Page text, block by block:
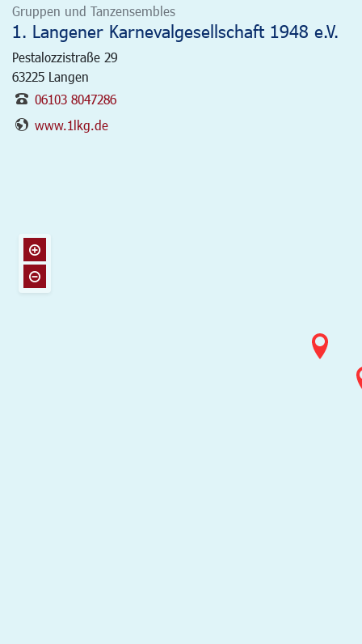
Gruppen und Tanzensembles
1. Langener Karnevalgesellschaft 1948 e.V.
Pestalozzistraße 29
63225 Langen
06103 8047286
www.1lkg.de